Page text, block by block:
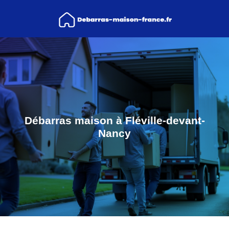
Débarras maison à Fléville-devant-
Nancy